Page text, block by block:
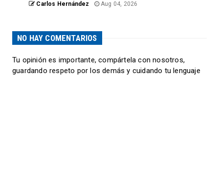
Carlos Hernández Aug 04, 2026
NO HAY COMENTARIOS
Tu opinión es importante, compártela con nosotros,
guardando respeto por los demás y cuidando tu lenguaje